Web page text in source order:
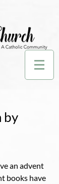
by
an advent
books have